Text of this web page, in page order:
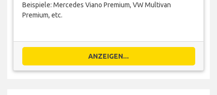
Beispiele: Mercedes Viano Premium, VW Multivan
Premium, etc.
ANZEIGEN...